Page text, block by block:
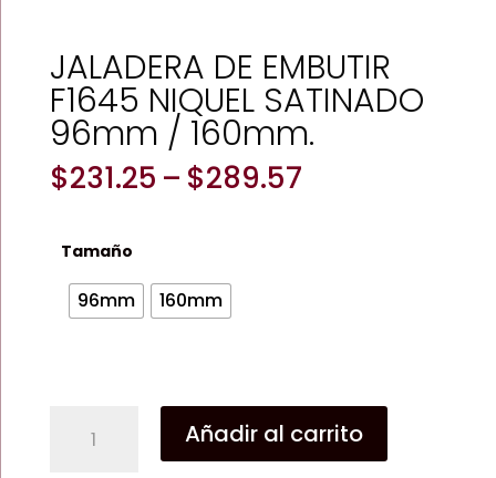
JALADERA DE EMBUTIR
F1645 NIQUEL SATINADO
96mm / 160mm.
$231.25 – $289.57Price
Tamaño
96mm 160mm
Añadir al carrito